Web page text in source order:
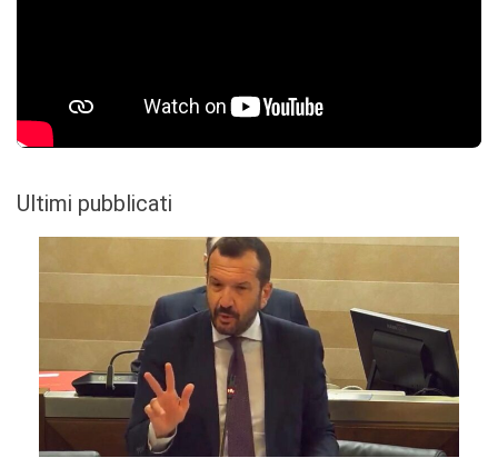
Ultimi pubblicati